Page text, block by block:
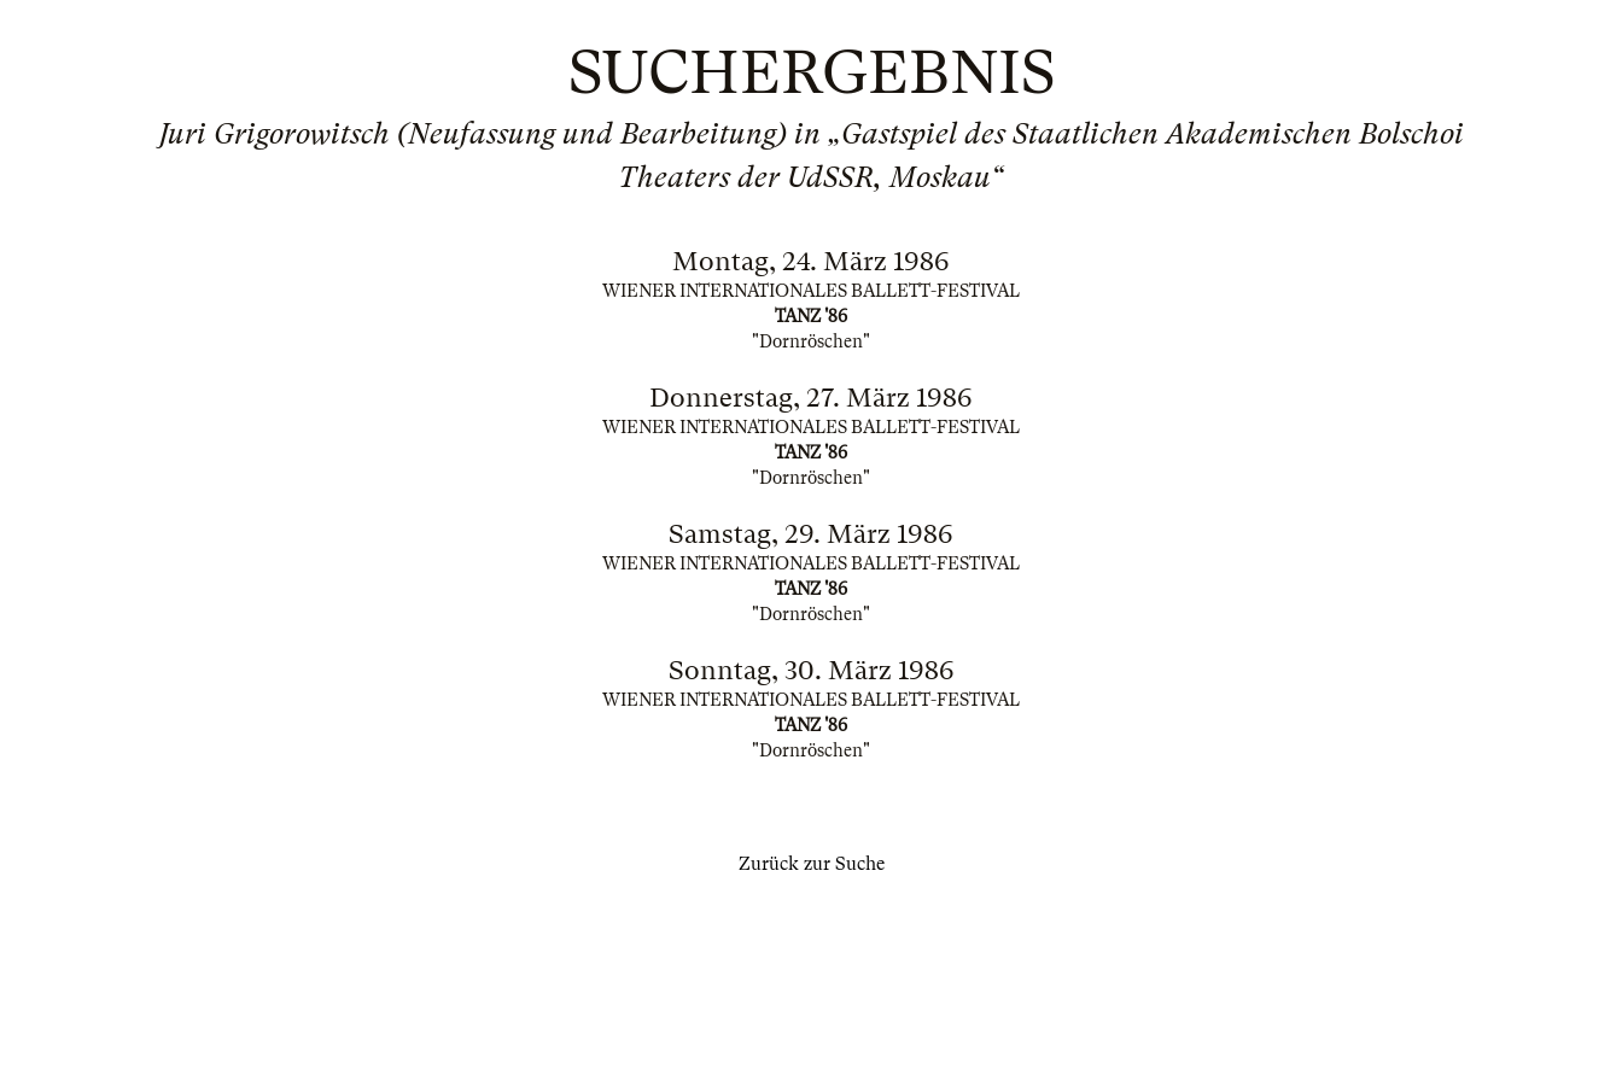
SUCHERGEBNIS
Juri Grigorowitsch (Neufassung und Bearbeitung) in „Gastspiel des Staatlichen Akademischen Bolschoi
Theaters der UdSSR, Moskau“
Montag, 24. März 1986
WIENER INTERNATIONALES BALLETT-FESTIVAL
TANZ '86
"Dornröschen"
Donnerstag, 27. März 1986
WIENER INTERNATIONALES BALLETT-FESTIVAL
TANZ '86
"Dornröschen"
Samstag, 29. März 1986
WIENER INTERNATIONALES BALLETT-FESTIVAL
TANZ '86
"Dornröschen"
Sonntag, 30. März 1986
WIENER INTERNATIONALES BALLETT-FESTIVAL
TANZ '86
"Dornröschen"
Zurück zur Suche